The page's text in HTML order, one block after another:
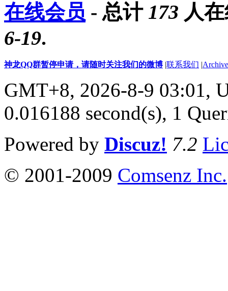
在线会员 - 总计 173 人
6-19.
神龙QQ群暂停申请，请随时关注我们的微博 |联系我们 |
GMT+8, 2026-8-9 03:01,
0.016188 second(s), 1
Powered by Discuz! 7.2
© 2001-2009 Comsenz Inc.